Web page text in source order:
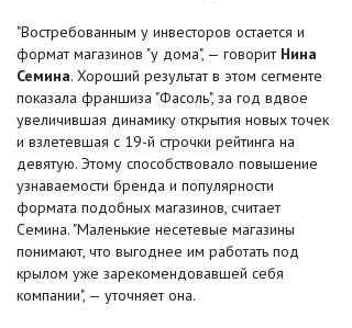
"Востребованным у инвесторов остается и
формат магазинов "у дома", — говорит Нина
Семина. Хороший результат в этом сегменте
показала франшиза "Фасоль", за год вдвое
увеличившая динамику открытия новых точек
и взлетевшая с 19-й строчки рейтинга на
девятую. Этому способствовало повышение
узнаваемости бренда и популярности
формата подобных магазинов, считает
Семина. "Маленькие несетевые магазины
понимают, что выгоднее им работать под
крылом уже зарекомендовавшей себя
компании", — уточняет она.